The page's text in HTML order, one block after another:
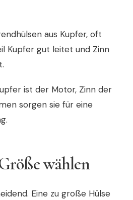
aus Kupfer, oft
Kupfer gut leitet und Zinn
ist der Motor, Zinn der
sorgen sie für eine
wählen
Eine zu große Hülse